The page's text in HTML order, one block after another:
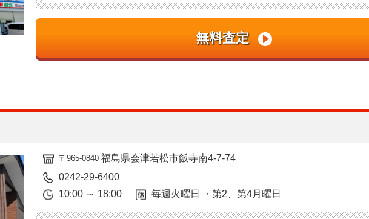
〒965-0840 福島県会津若松市飯寺南4-7-74
0242-29-6400
10:00 ～ 18:00
毎週火曜日 ・第2、第4月曜日